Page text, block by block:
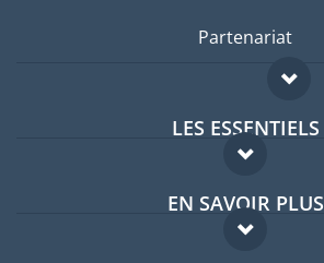
Partenariat
LES ESSENTIELS
Forum expatriés
Guides pays
EN SAVOIR PLUS
FAQ